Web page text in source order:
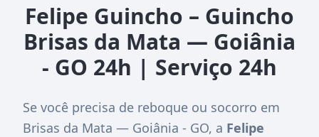
Felipe Guincho – Guincho
Brisas da Mata — Goiânia
- GO 24h | Serviço 24h
Se você precisa de reboque ou socorro em
Brisas da Mata — Goiânia - GO, a Felipe